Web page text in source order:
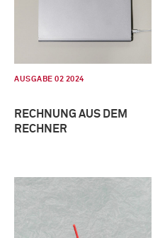
AUSGABE 02 2024
RECHNUNG AUS DEM
RECHNER